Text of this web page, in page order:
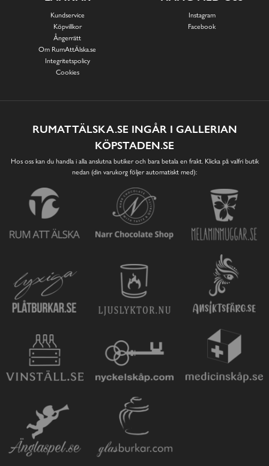
Kundservice
Köpvillkor
Ångerrätt
Om RumAttÄlska.se
Integritetspolicy
Cookies
Instagram
Facebook
RUMATTÄLSKA.SE INGÅR I GALLERIAN
KÖPSTADEN.SE
Hos oss kan du handla i alla anslutna butiker och bara betala en frakt. Klicka på valfri butik
nedan (din varukorg följer automatiskt med):